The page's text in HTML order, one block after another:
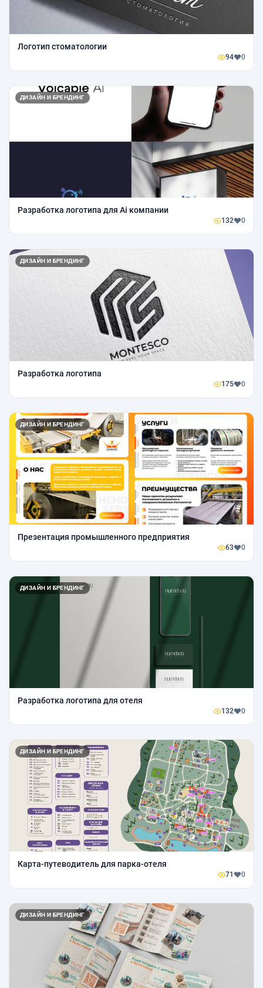
Логотип стоматологии
94 0
ДИЗАЙН И БРЕНДИНГ
Разработка логотипа для Ai компании
132 0
ДИЗАЙН И БРЕНДИНГ
Разработка логотипа
175 0
ДИЗАЙН И БРЕНДИНГ
Презентация промышленного предприятия
63 0
ДИЗАЙН И БРЕНДИНГ
Разработка логотипа для отеля
132 0
ДИЗАЙН И БРЕНДИНГ
Карта-путеводитель для парка-отеля
71 0
ДИЗАЙН И БРЕНДИНГ